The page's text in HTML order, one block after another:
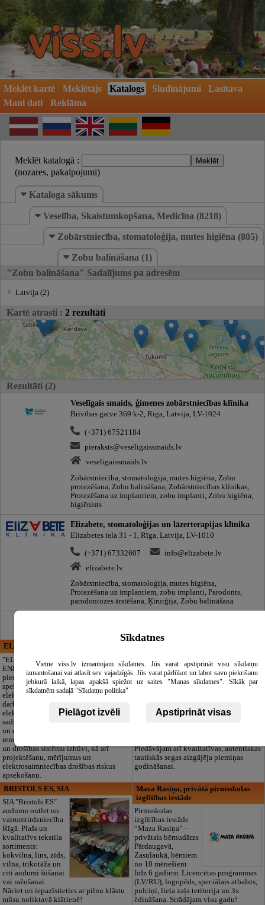
Meklēt kartē Meklētājs Katalogs Sludinājumi
Lasītava
Mani dati
Reklāma
Meklēt katalogā :
(nozares, pakalpojumi)
Kataloga sākums
Veselība, Skaistumkopšana, Medicīna (8218)
Zobārstniecība, stomatoloģija, mutes higiēna (805)
Zobu balināšana (1)
"Zobu balināšana" Sadalījums pa adresēm
Latvija (2)
Kartē atrasti : 2 rezultāti
Rezultāti (2)
Veselīgais smaids, ģimenes zobārstniecības klīnika
Brīvības gatve 369 k-2, Rīga, Latvija, LV-1024
(+371) 67521184
pieraksts@veseligaissmaids.lv
veseligaissmaids.lv
Zobārstniecība, stomatoloģija, mutes higiēna, Zobu
protezēšana, Zobu balināšana, Zobārstniecības klīnikas,
Protezēšana uz implantiem, zobu implanti, Zobu higiēna,
higiēnists
Elizabete, stomatoloģijas un lāzerterapijas klīnika
Elizabetes iela 31 - 1, Rīga, Latvija, LV-1010
(+371) 67332607
info@elizabete.lv
elizabete.lv
Zobārstniecība, stomatoloģija, mutes higiēna,
Protezēšana uz implantiem, zobu implanti, Parodonts,
parodontozes ārstēšana, Ķirurģija, Zobu balināšana
ELECTRIC ENERGY
"ELECTRIC
ENERGY Kandava"
piedāvā pilna
spektra
elektromontāžas
darbus,
elektroinstalācijas,
sadzīves tehnikas
un elektronikas
remontu, vājstrāvas
un drošības sistēmu izbūvi, kā arī
projektēšanu, mērījumus un
elektrosaimniecības drošības riskus
apsekošanu.
Cieņpilnas atvadas
bez liekām raizēm.
Mēs parūpēsimies
organizēšanas un
Piedāvājam arī kvalitatīvas, autentiskas
tautiskās segas aizgājēja piemiņas
godināšanai.
BRISTOLS ES, SIA
SIA "Bristols ES"
audumu outlet un
vairumtirdzniecība
Rīgā. Plašs un
kvalitatīvs tekstila
sortiments:
kokvilna, lins, zīds,
vilna, trikotāža un
citi audumi šūšanai
vai ražošanai.
Nāciet un iepazīstieties ar pilnu klāstu
mūsu noliktavā klātienē!
Maza Rasiņa, privātā pirmsskolas
izglītības iestāde
Pirmsskolas
izglītības iestāde
“Maza Rasiņa” –
privātais bērnudārzs
Pārdaugavā,
Zasulaukā, bērniem
no 10 mēnešiem
līdz 6 gadiem. Licencētas programmas
(LV/RU), logopēds, speciālais atbalsts,
pulciņi, liela zaļa teritorija un 3x
ēdināšana. Strādājam visu gadu!
Sīkdatnes
Vietne viss.lv izmantojam sīkdatnes. Jūs varat apstiprināt visu sīkdatņu
izmantošanai vai atlasīt sev vajadzīgās. Jūs varat pārlūkot un labot savu piekrišanu
jebkurā laikā, lapas apakšā spiežot uz saites "Manas sīkdatnes". Sīkāk par
sīkdatnēm sadaļā "Sīkdatņu politika"
Pielāgot izvēli Apstiprināt visas